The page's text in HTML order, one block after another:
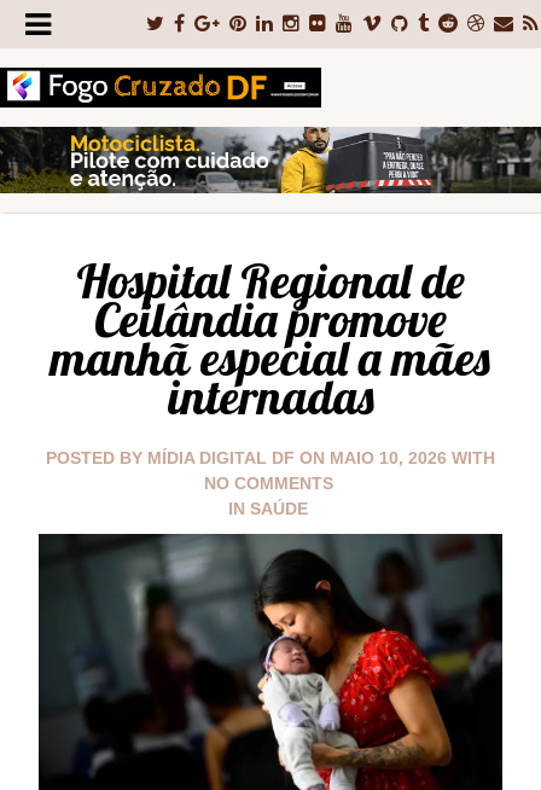
Hospital Regional de
Ceilândia promove
manhã especial a mães
internadas
POSTED BY MÍDIA DIGITAL DF ON MAIO 10, 2026 WITH
NO COMMENTS
IN SAÚDE